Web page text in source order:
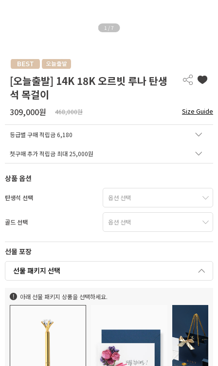
1 / 7
[오늘출발] 14K 18K 오르빗 루나 탄생
석 목걸이
309,000원 468,000원 Size Guide
등급별 구매 적립금6,180
첫구매 추가 적립금 최대 25,000원
상품 옵션
탄생석 선택
골드 선택
선물 포장
선물 패키지 선택
아래 선물 패키지 상품을 선택하세요.